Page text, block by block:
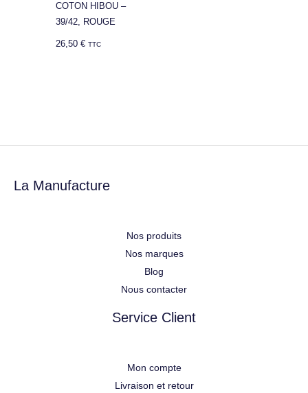
COTON HIBOU –
39/42, ROUGE
26,50€ TTC
La Manufacture
Nos produits
Nos marques
Blog
Nous contacter
Service Client
Mon compte
Livraison et retour